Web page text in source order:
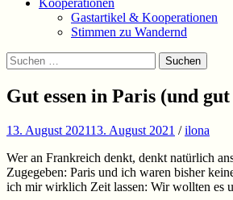
Gastartikel & Kooperationen
Stimmen zu Wandernd
Suchen
Suchen
nach:
Gut essen in Paris (und
13. August 202113. August 2021 /ilona
Wer an Frankreich denkt, denkt natürlich
Zugegeben: Paris und ich waren bisher
ich mir wirklich Zeit lassen: Wir wollten es